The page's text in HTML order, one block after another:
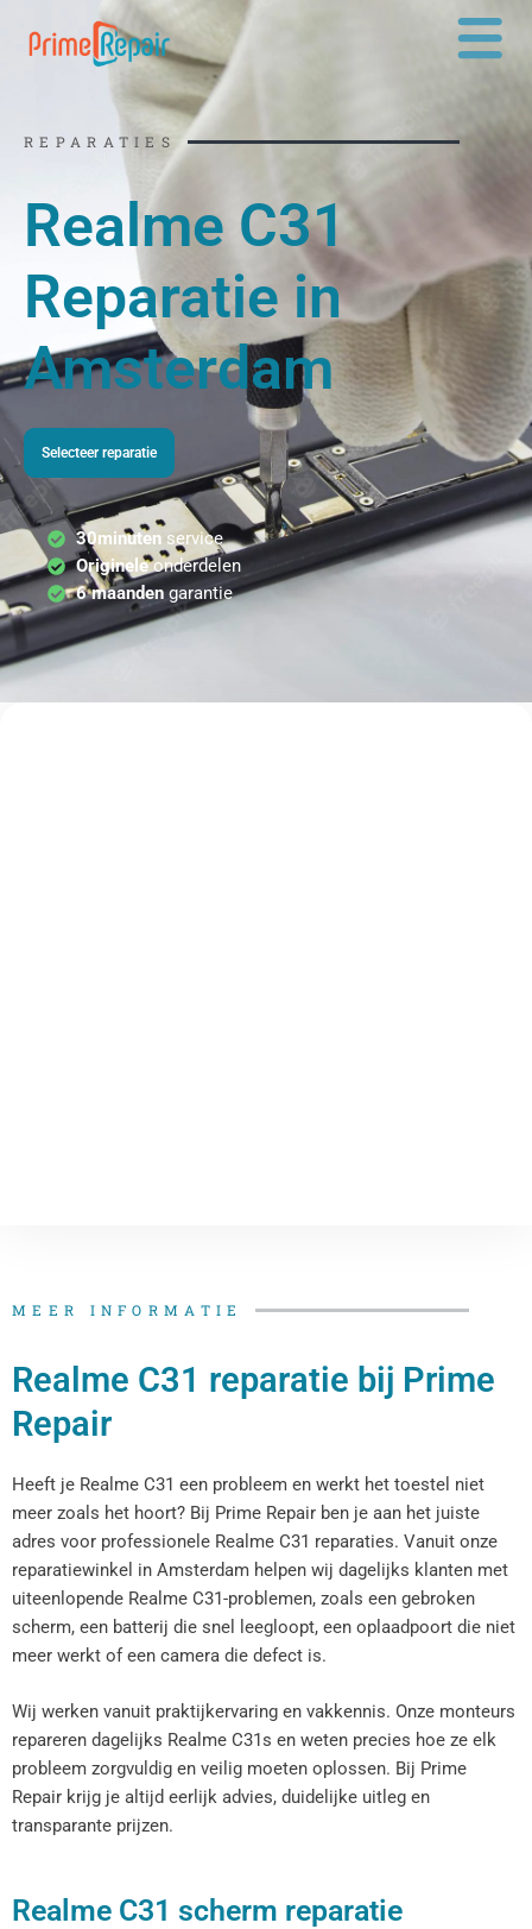
naar
REPARATIES
Realme C31
Reparatie in
Amsterdam
Selecteer reparatie
30minutenservice
Origineleonderdelen
6 maandengarantie
MEER INFORMATIE
Realme C31 reparatie bij Prime
Repair
Heeft je Realme C31 een probleem en werkt het toestel niet
meer zoals het hoort? Bij Prime Repair ben je aan het juiste
adres voor professionele Realme C31 reparaties. Vanuit onze
reparatiewinkel in Amsterdam helpen wij dagelijks klanten met
uiteenlopende Realme C31-problemen, zoals een gebroken
scherm, een batterij die snel leegloopt, een oplaadpoort die niet
meer werkt of een camera die defect is.
Wij werken vanuit praktijkervaring en vakkennis. Onze monteurs
repareren dagelijks Realme C31s en weten precies hoe ze elk
probleem zorgvuldig en veilig moeten oplossen. Bij Prime
Repair krijg je altijd eerlijk advies, duidelijke uitleg en
transparante prijzen.
Realme C31 scherm reparatie